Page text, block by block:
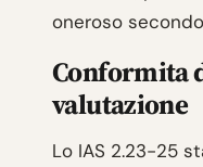
oneroso
Conformita
valutazione
Lo IAS 2.23-25